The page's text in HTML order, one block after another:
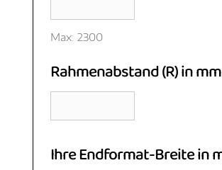
Max: 2300
Rahmenabstand (R) in mm
Ihre Endformat-Breite in